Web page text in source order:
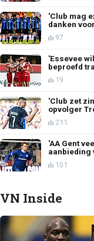
'Club mag
danken
97
'Essevee
beproefd
19
'Club zet
opvolger
211
'AA Gent
aanbieding
101
VN Inside